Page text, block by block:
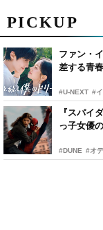
PICKUP
ファン・
差する青
#U-NEXT #
『スパイ
っ子女優
#DUNE #オ